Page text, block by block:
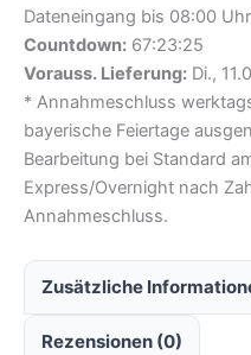
Dateneingang bis 08:00 Uhr
Countdown: 67:23:24
Vorauss. Lieferung: Di.,
* Annahmeschluss
bayerische Feiertage
Bearbeitung bei Standard
Express/Overnight nach
Annahmeschluss.
Zusätzliche
Rezensionen (0)